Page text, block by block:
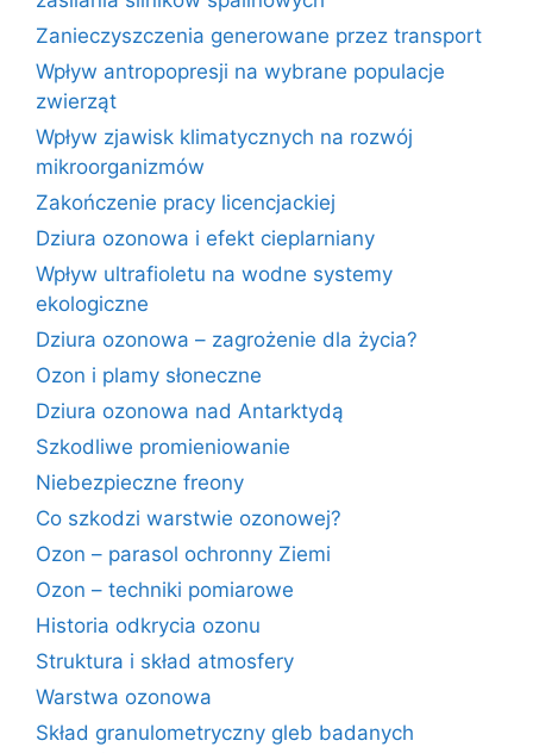
Zanieczyszczenia generowane przez transport
Wpływ antropopresji na wybrane populacje
zwierząt
Wpływ zjawisk klimatycznych na rozwój
mikroorganizmów
Zakończenie pracy licencjackiej
Dziura ozonowa i efekt cieplarniany
Wpływ ultrafioletu na wodne systemy
ekologiczne
Dziura ozonowa – zagrożenie dla życia?
Ozon i plamy słoneczne
Dziura ozonowa nad Antarktydą
Szkodliwe promieniowanie
Niebezpieczne freony
Co szkodzi warstwie ozonowej?
Ozon – parasol ochronny Ziemi
Ozon – techniki pomiarowe
Historia odkrycia ozonu
Struktura i skład atmosfery
Warstwa ozonowa
Skład granulometryczny gleb badanych